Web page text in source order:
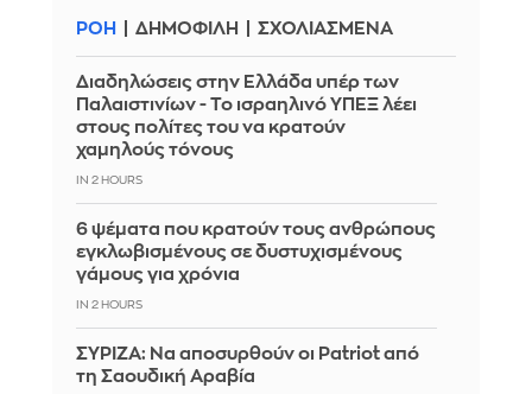
ΡΟΗ ΔΗΜΟΦΙΛΗ ΣΧΟΛΙΑΣΜΕΝΑ
Διαδηλώσεις στην Ελλάδα υπέρ των
Παλαιστινίων - Το ισραηλινό ΥΠΕΞ λέει
στους πολίτες του να κρατούν
χαμηλούς τόνους
IN 2 HOURS
6 ψέματα που κρατούν τους ανθρώπους
εγκλωβισμένους σε δυστυχισμένους
γάμους για χρόνια
IN 2 HOURS
ΣΥΡΙΖΑ: Να αποσυρθούν οι Patriot από
τη Σαουδική Αραβία